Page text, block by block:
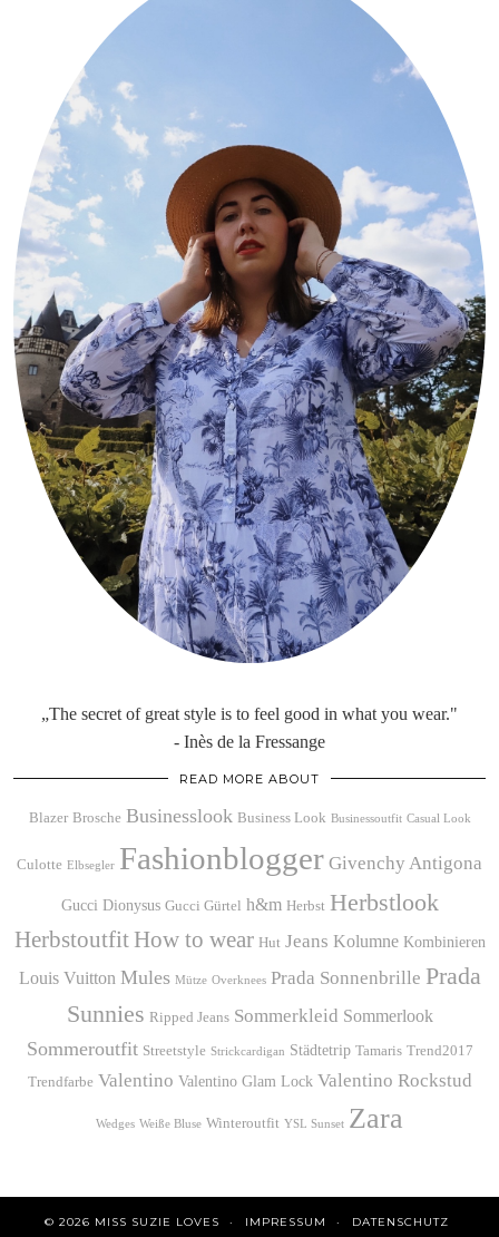
„The secret of great style is to feel good in what you wear."
- Inès de la Fressange
READ MORE ABOUT
Blazer Brosche Businesslook Business Look Businessoutfit Casual Look
Culotte Elbsegler Fashionblogger Givenchy Antigona
Gucci Dionysus Gucci Gürtel h&m Herbst Herbstlook
Herbstoutfit How to wear Hut Jeans Kolumne Kombinieren
Louis Vuitton Mules Mütze Overknees Prada Sonnenbrille Prada
Sunnies Ripped Jeans Sommerkleid Sommerlook
Sommeroutfit Streetstyle Strickcardigan Städtetrip Tamaris Trend2017
Trendfarbe Valentino Valentino Glam Lock Valentino Rockstud
Wedges Weiße Bluse Winteroutfit YSL Sunset Zara
© 2026 MISS SUZIE LOVES IMPRESSUM DATENSCHUTZ